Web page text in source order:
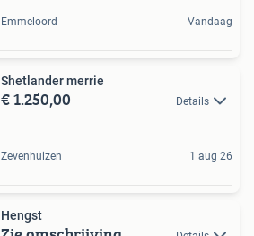
Emmeloord Vandaag
Shetlander merrie
€ 1.250,00 Details
Zevenhuizen 1 aug 26
Hengst